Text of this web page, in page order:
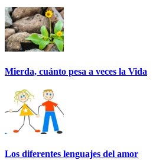
Mierda, cuánto pesa a veces la Vida
Los diferentes lenguajes del amor